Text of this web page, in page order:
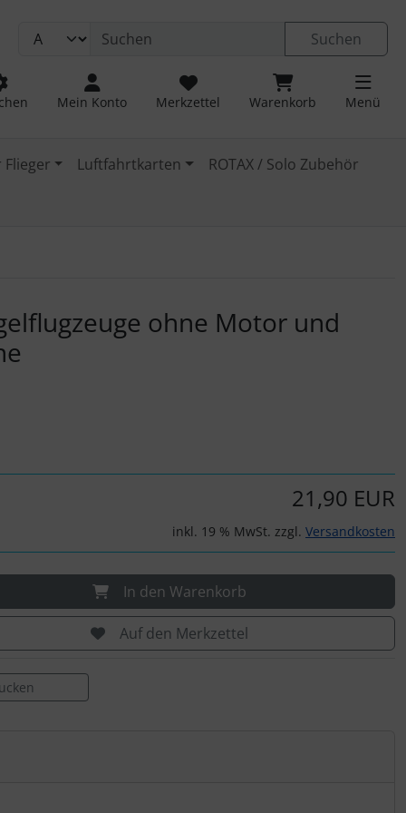
Suchen
Mein Konto Merkzettel Warenkorb Menü
Luftfahrtkarten ROTAX / Solo Zubehör
ohne Motor und
21,90 EUR
inkl. 19 % MwSt. zzgl. Versandkosten
In den Warenkorb
Auf den Merkzettel